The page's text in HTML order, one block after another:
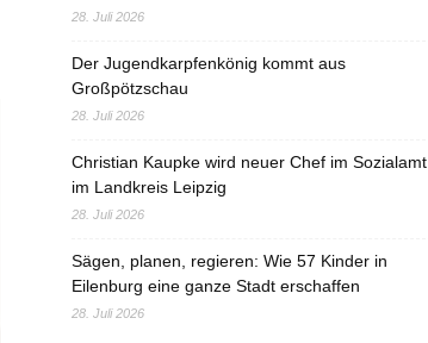
28. Juli 2026
Der Jugendkarpfenkönig kommt aus
Großpötzschau
28. Juli 2026
Christian Kaupke wird neuer Chef im Sozialamt
im Landkreis Leipzig
28. Juli 2026
Sägen, planen, regieren: Wie 57 Kinder in
Eilenburg eine ganze Stadt erschaffen
28. Juli 2026